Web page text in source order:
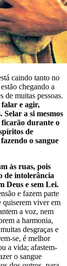
caindo tanto no
chegando a
de muitas pessoas.
e agir,
Selar a si mesmos
ficarão durante o
de
o sangue
às ruas, pois
de intolerância
Deus e sem Lei.
e fazem parte
quiserem viver em
a voz, nem
a harmonia,
desgraças e
se, é melhor
a vida; afastem-
o sangue